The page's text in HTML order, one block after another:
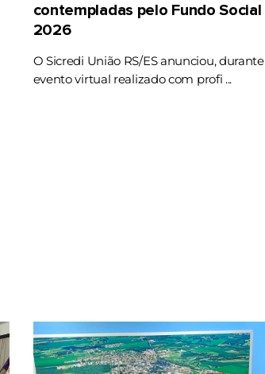
contempladas pelo Fundo Social
2026
O Sicredi União RS/ES anunciou, durante
evento virtual realizado com profi ...